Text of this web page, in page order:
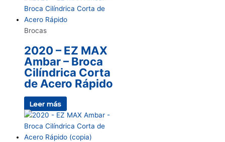
Brocas
2020 – EZ MAX
Ambar – Broca
Cilíndrica Corta
de Acero Rápido
Leer más